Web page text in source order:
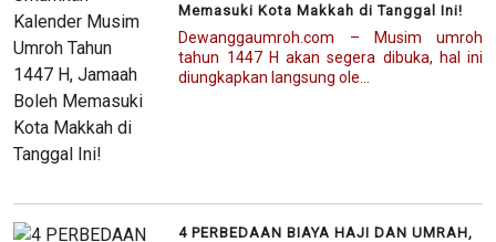
Memasuki Kota Makkah di Tanggal Ini!
Dewanggaumroh.com – Musim umroh
tahun 1447 H akan segera dibuka, hal ini
diungkapkan langsung ole...
4 PERBEDAAN BIAYA HAJI DAN UMRAH,